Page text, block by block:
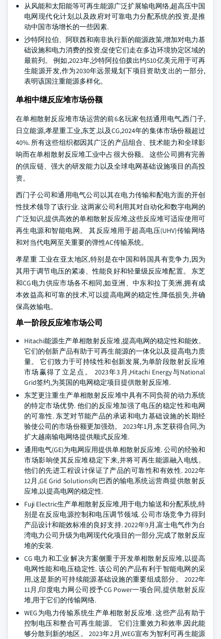
从风能和太阳能等可再生能源广泛扩展输电网络,超高压中国
电网现代化计划,以及政府对可靠电力分配系统的投资,是推
动中国市场增长的一些因素.
沙特阿拉伯、阿联酋和南非执行新的能源政策,增加对电力基
础设施和电力消费的投资,促使它们走在多边环境协定区域的
最前列。 例如,2023年,沙特阿拉伯拨出约510亿美元用于可再
生能源开发,作为2030年远景规划下项目资助支出的一部分,
表明该国注重能源多样化。
单相中继反应堆市场份额
在单相散射反应堆市场运营的前6名玩家包括通用电气,西门子,
日立能源,孝星重工业,东芝,以及CG,2024年的集体市场份额超过
40%. 所有这些组织都因其广泛的产品组合、技术能力和全球影
响而在单相散射反应堆工业中占很大份额。 这些公司拥有完善
的供应链、强大的研发能力以及全球电网基础设施项目的高投
资。
西门子公司和通用电气公司以其在电力传输和配电方面的开创
性技术领导了该行业. 这两家公司利用其对自动化和数字电网的
广泛知识,提供高效的单相散射反应堆,这些反应堆可适应使用可
再生电源和智能电网。 其反应堆用于超高电压(UHV)传输网络
和对当代电网至关重要的弹性AC传输系统。
孝星重 工业在亚太地区,特别是在中国和韩国具有竞争力,因为
其用于调节电压的紧凑、性能良好和轻量级反应堆配置。 东芝
和CG电力供应市场各不相同,如亚洲、中东和拉丁美洲,拥有成
本效益高和可靠的技术,可以提高电网的稳定性,降低损失,并确
保高效输电。
单一阶段反应堆市场公司
Hitachi能源生产单相散射反应堆,提高电网的稳定性和能效。
它们的创新产品有助于可再生能源的一体化以及提高电力质
量。 它们致力于可持续性和创新发展,为单阶段散射反应堆
市场赢得了立足点。 2023年3月,Hitachi Energy与National
Grid签约,为英国的电网稳定项目提供散射反应堆.
东芝更注重生产单相散射反应堆中具有不同负荷的动力系统
的特定市场优势. 他们的反应堆加强了电压的稳定性和电网
的可靠性. 东芝对节能产品的承诺和电力基础设施的长期经
验使公司的市场份额更加强劲。 2023年1月,东芝获得合同,为
扩大越南输电网络提供顺式反应堆.
通用电气(GE)为电网应用提供单相散射反应堆. 公司的经验和
市场影响使其反应堆稳定下来,并将可再生能源融入电线。
他们的先进工程设计保证了产品的可靠性和有效性. 2022年
12月,GE Grid Solutions向巴西的输电系统运营商提供散射反
应堆,以提高电网的稳定性.
Fuji Electric生产单相散射反应堆,用于电力输送和分配系统,特
别是在反应电源控制和电压调节领域. 公司市场竞争力得到
产品设计和能效标准的良好支持. 2022年9月,富士电气作为台
湾电力公司升级为电网现代化项目的一部分,完成了散射反应
堆的安装.
CG 电力和工业 解决方案侧重于开发单相散射反应堆,以提高
电网性能和电压稳定性. 该公司的产品有利于智能电网的采
用,这是新的可持续能源基础设施的重要组成部分。 2022年
11月,印度电力网公司授予CG Power一项合同,提供散射反应
堆,用于它们的传输网络.
WEG为电力传输系统生产单相散射反应堆. 这些产品有助于
控制电压和整合可再生能源。 它们注重效力和效率,因此能
够分散到新的地区。 2023年2月,WEG宣布为智利可再生能源